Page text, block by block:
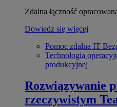
Zdalna łączność
Dowiedz się więcej
Pomoc zdalna IT
Technologia
produkcyjnej
Rozwiązywanie
rzeczywistym